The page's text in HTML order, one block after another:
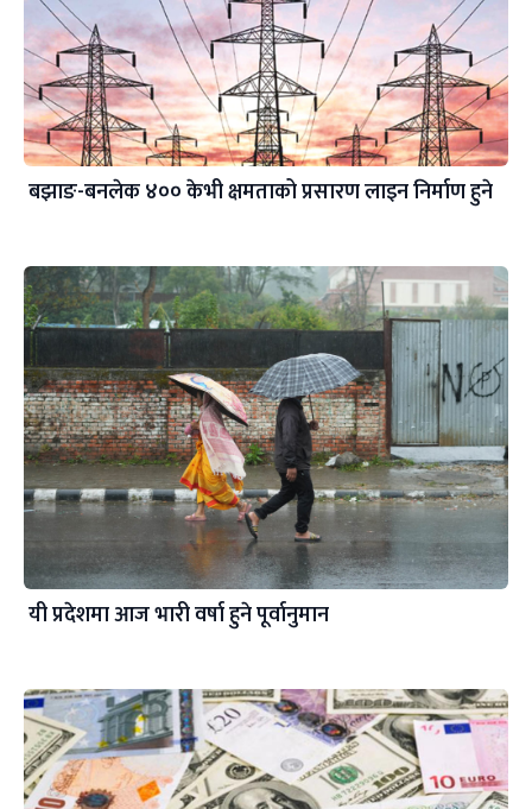
बझाङ-बनलेक ४०० केभी क्षमताको प्रसारण लाइन निर्माण हुने
यी प्रदेशमा आज भारी वर्षा हुने पूर्वानुमान